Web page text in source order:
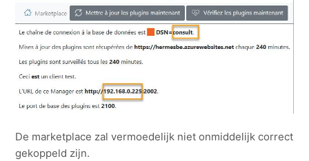
De marketplace zal vermoedelijk niet onmiddelijk correct
gekoppeld zijn.